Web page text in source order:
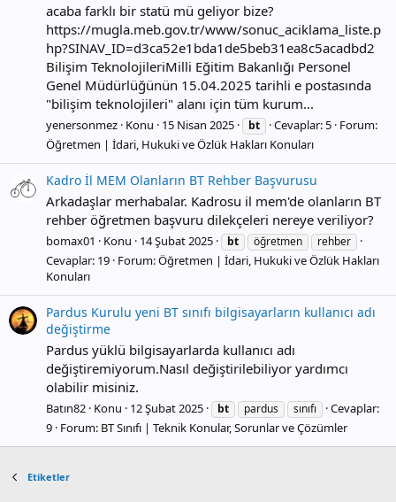
acaba farklı bir statü mü geliyor bize?
https://mugla.meb.gov.tr/www/sonuc_aciklama_liste.p
hp?SINAV_ID=d3ca52e1bda1de5beb31ea8c5acadbd2
Bilişim TeknolojileriMilli Eğitim Bakanlığı Personel
Genel Müdürlüğünün 15.04.2025 tarihli e postasında
"bilişim teknolojileri" alanı için tüm kurum...
yenersonmez Konu 15 Nisan 2025 bt Cevaplar: 5 Forum:
Öğretmen | İdari, Hukuki ve Özlük Hakları Konuları
Kadro İl MEM Olanların BT Rehber Başvurusu
Arkadaşlar merhabalar. Kadrosu il mem'de olanların BT
rehber öğretmen başvuru dilekçeleri nereye veriliyor?
bomax01 Konu 14 Şubat 2025 bt öğretmen rehber
Cevaplar: 19 Forum:Öğretmen | İdari, Hukuki ve Özlük Hakları
Konuları
Pardus Kurulu yeni BT sınıfı bilgisayarların kullanıcı adı
değiştirme
Pardus yüklü bilgisayarlarda kullanıcı adı
değiştiremiyorum.Nasıl değiştirilebiliyor yardımcı
olabilir misiniz.
Batın82 Konu 12 Şubat 2025 bt pardus sınıfı
Cevaplar:
9 Forum: BT Sınıfı | Teknik Konular, Sorunlar ve Çözümler
Etiketler